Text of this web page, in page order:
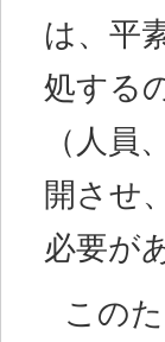
は、平
処する
（人員
開させ
必要が
この